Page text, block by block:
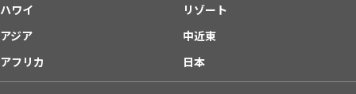
ハワイ
リゾート
アジア
中近東
アフリカ
日本